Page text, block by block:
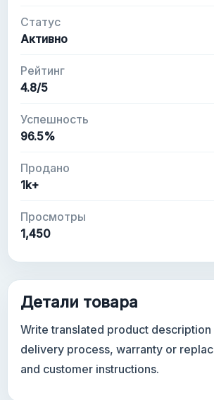
Статус
Активно
Рейтинг
4.8/5
Успешность
96.5%
Продано
1k+
Просмотры
1,450
Детали товара
Write translated product description
delivery process, warranty or
and customer instructions.